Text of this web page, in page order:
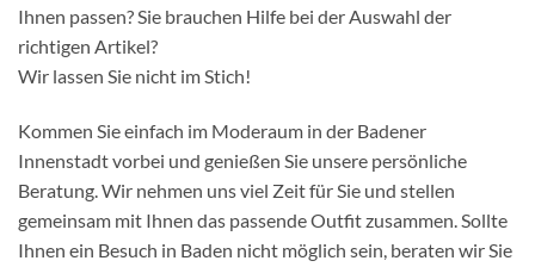
Ihnen passen? Sie brauchen Hilfe bei der Auswahl der
richtigen Artikel?
Wir lassen Sie nicht im Stich!
Kommen Sie einfach im Moderaum in der Badener
Innenstadt vorbei und genießen Sie unsere persönliche
Beratung. Wir nehmen uns viel Zeit für Sie und stellen
gemeinsam mit Ihnen das passende Outfit zusammen. Sollte
Ihnen ein Besuch in Baden nicht möglich sein, beraten wir Sie